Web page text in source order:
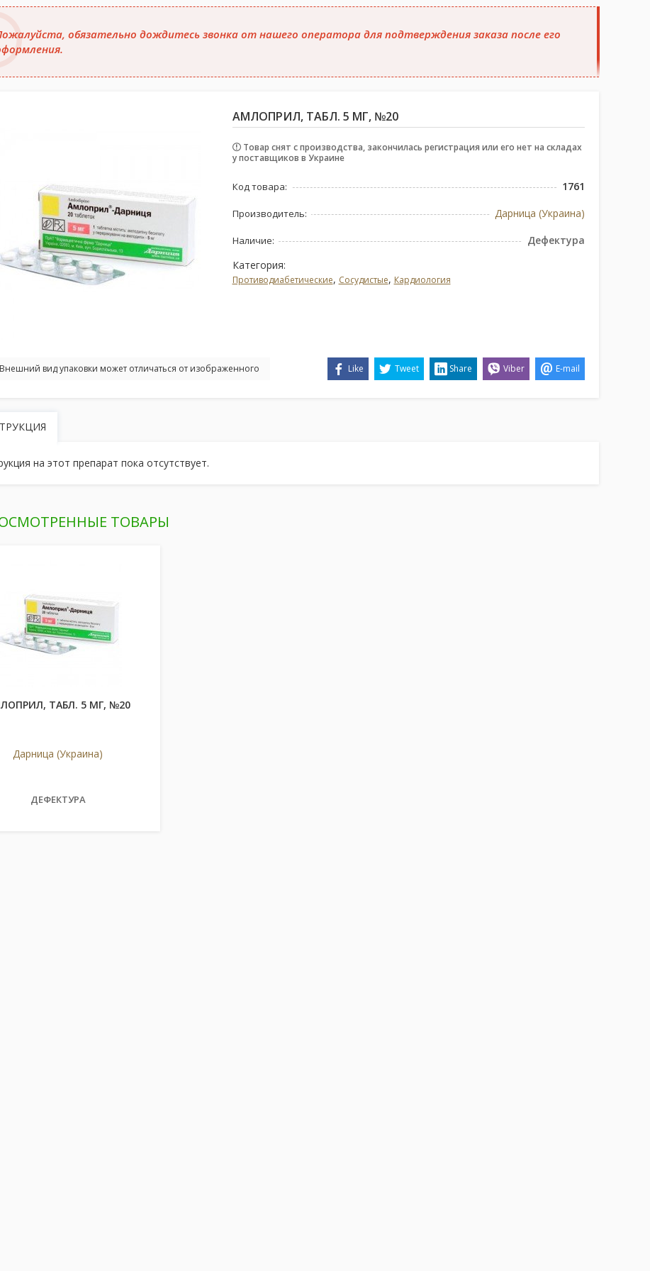
обязательно дождитесь звонка от нашего оператора для подтверждения заказа после его
АМЛОПРИЛ, ТАБЛ. 5 МГ, №20
Товар снят с производства, закончилась регистрация или его нет на складах
у поставщиков в Украине
Код товара: 1761
Производитель: Дарница (Украина)
Наличие:
Дефектура
Категория:
Противодиабетические, Сосудистые, Кардиология
Внешний вид упаковки может отличаться от изображенного Like Tweet Share Viber E-mail
на этот препарат пока отсутствует.
ТОВАРЫ
ТАБЛ. 5 МГ, №20
Дарница (Украина)
ДЕФЕКТУРА